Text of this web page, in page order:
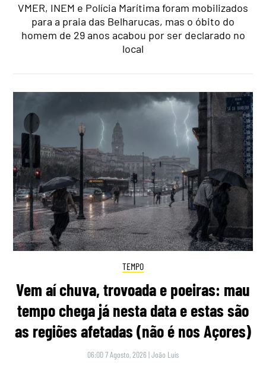
VMER, INEM e Polícia Marítima foram mobilizados
para a praia das Belharucas, mas o óbito do
homem de 29 anos acabou por ser declarado no
local
TEMPO
Vem aí chuva, trovoada e poeiras: mau
tempo chega já nesta data e estas são
as regiões afetadas (não é nos Açores)
06:00 7 Agosto, 2026 |João Luís